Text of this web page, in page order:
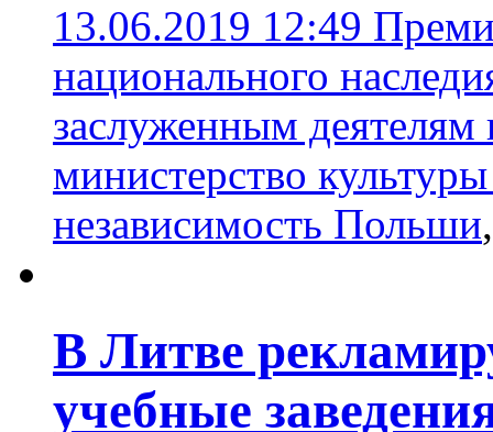
13.06.2019 12:49
национального
заслуженным
министерство
независимость Польши
В Литве
учебные